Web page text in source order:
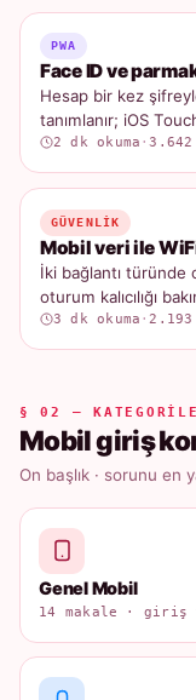
PWA
Face ID ve
Hesap bir kez
tanımlanır; iOS
2 dk okuma ·
GÜVENLIK
Mobil veri ile
İki bağlantı türünde
oturum kalıcılığı
3 dk okuma ·
§ 02 —
Mobil giriş
On başlık · sorunu en
Genel Mobil
14 makale · giriş